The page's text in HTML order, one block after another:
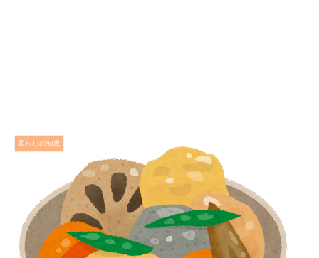
暮らしの知恵